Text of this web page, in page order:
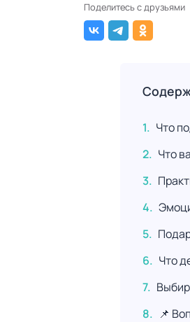
Поделитесь с друзьями
Что
Что
Что
📌